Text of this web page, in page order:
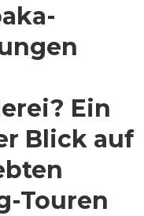
Ein
Blick auf
Touren